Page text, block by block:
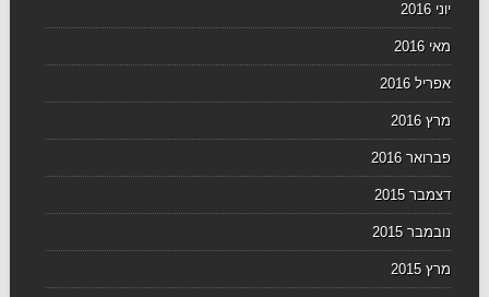
יוני 2016
מאי 2016
אפריל 2016
מרץ 2016
פברואר 2016
דצמבר 2015
נובמבר 2015
מרץ 2015